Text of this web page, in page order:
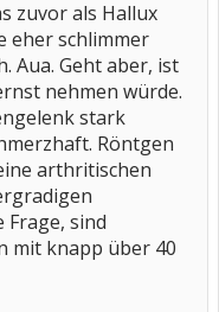
zuvor als Hallux
eher schlimmer
Aua. Geht aber, ist
nehmen würde.
stark
Röntgen
arthritischen
Frage, sind
mit knapp über 40